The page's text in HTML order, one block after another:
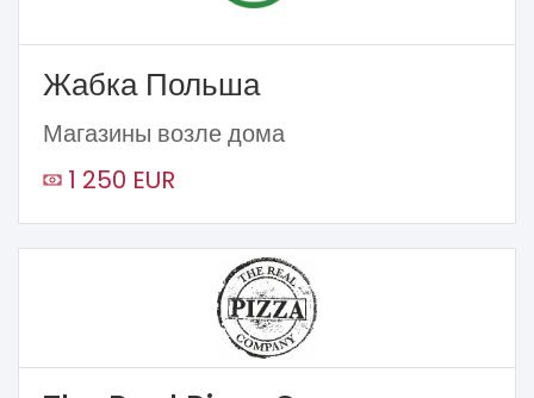
Жабка Польша
Магазины возле дома
1 250 EUR